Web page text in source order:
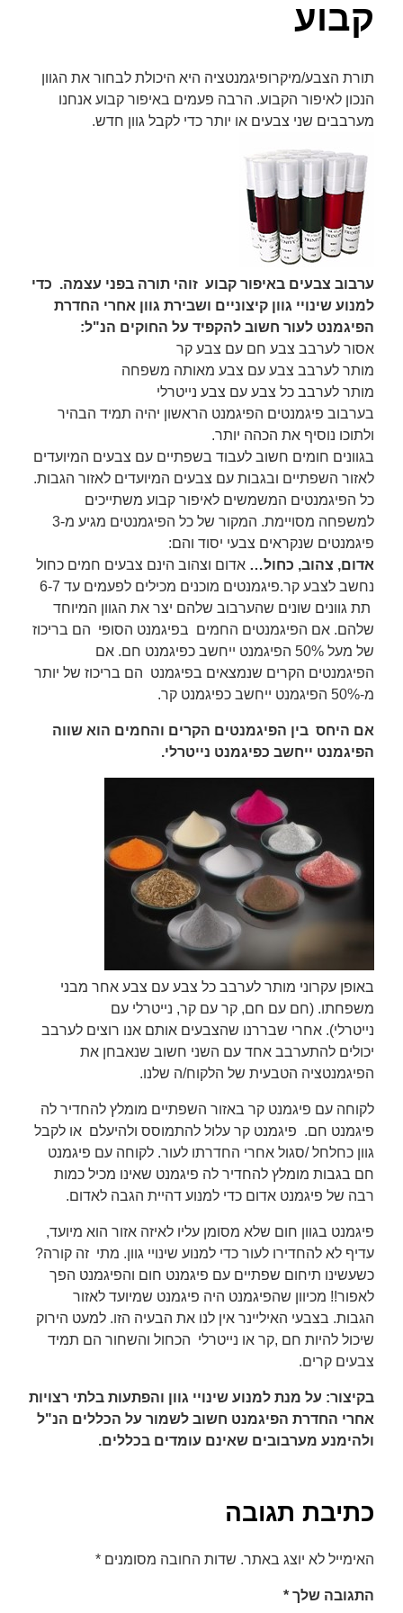
font_download סמן קישורים
את
כל
האפשרויות
קבוע
תורת הצבע/מיקרופיגמנטציה היא היכולת לבחור את הגוון
הנכון לאיפור הקבוע. הרבה פעמים באיפור קבוע אנחנו
מערבבים שני צבעים או יותר כדי לקבל גוון חדש.
ערבוב צבעים באיפור קבוע זוהי תורה בפני עצמה. כדי
למנוע שינויי גוון קיצוניים ושבירת גוון אחרי החדרת
הפיגמנט לעור חשוב להקפיד על החוקים הנ"ל:
אסור לערבב צבע חם עם צבע קר
מותר לערבב צבע עם צבע מאותה משפחה
מותר לערבב כל צבע עם צבע נייטרלי
בערבוב פיגמנטים הפיגמנט הראשון יהיה תמיד הבהיר
ולתוכו נוסיף את הכהה יותר.
בגוונים חומים חשוב לעבוד בשפתיים עם צבעים המיועדים
לאזור השפתיים ובגבות עם צבעים המיועדים לאזור הגבות.
כל הפיגמנטים המשמשים לאיפור קבוע משתייכים
למשפחה מסויימת. המקור של כל הפיגמנטים מגיע מ-3
פיגמנטים שנקראים צבעי יסוד והם:
אדום, צהוב, כחול… אדום וצהוב הינם צבעים חמים כחול
נחשב לצבע קר.פיגמנטים מוכנים מכילים לפעמים עד 6-7
תת גוונים שונים שהערבוב שלהם יצר את הגוון המיוחד
שלהם. אם הפיגמנטים החמים בפיגמנט הסופי הם בריכוז
של מעל 50% הפיגמנט ייחשב כפיגמנט חם. אם
הפיגמנטים הקרים שנמצאים בפיגמנט הם בריכוז של יותר
מ-50% הפיגמנט ייחשב כפיגמנט קר.
אם היחס בין הפיגמנטים הקרים והחמים הוא שווה
הפיגמנט ייחשב כפיגמנט נייטרלי.
באופן עקרוני מותר לערבב כל צבע עם צבע אחר מבני
משפחתו. (חם עם חם, קר עם קר, נייטרלי עם
נייטרלי). אחרי שבררנו שהצבעים אותם אנו רוצים לערבב
יכולים להתערבב אחד עם השני חשוב שנאבחן את
הפיגמנטציה הטבעית של הלקוח/ה שלנו.
לקוחה עם פיגמנט קר באזור השפתיים מומלץ להחדיר לה
פיגמנט חם. פיגמנט קר עלול להתמוסס ולהיעלם או לקבל
גוון כחלחל /סגול אחרי החדרתו לעור. לקוחה עם פיגמנט
חם בגבות מומלץ להחדיר לה פיגמנט שאינו מכיל כמות
רבה של פיגמנט אדום כדי למנוע דהיית הגבה לאדום.
פיגמנט בגוון חום שלא מסומן עליו לאיזה אזור הוא מיועד,
עדיף לא להחדירו לעור כדי למנוע שינויי גוון. מתי זה קורה?
כשעשינו תיחום שפתיים עם פיגמנט חום והפיגמנט הפך
לאפור!! מכיוון שהפיגמנט היה פיגמנט שמיועד לאזור
הגבות. בצבעי האיליינר אין לנו את הבעיה הזו. למעט הירוק
שיכול להיות חם ,קר או נייטרלי הכחול והשחור הם תמיד
צבעים קרים.
בקיצור: על מנת למנוע שינויי גוון והפתעות בלתי רצויות
אחרי החדרת הפיגמנט חשוב לשמור על הכללים הנ"ל
ולהימנע מערבובים שאינם עומדים בכללים.
כתיבת תגובה
האימייל לא יוצג באתר. שדות החובה מסומנים *
התגובה שלך *